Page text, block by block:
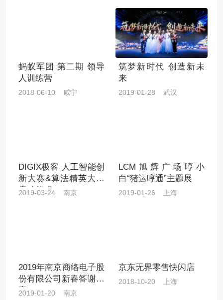
蚂蚁军团 第二期 领导
人训练营
2018-06-10 咸宁
筑梦新时代 创造新未
来
2019-01-28 武汉
DIGIX极客 人工智能创
新大赛&算法精英大赛
启动仪式
2019-03-24 南京
LCM旭辉广场哼小
白“猪运哼通”主题展
2019-01-26 上海
2019年南京商络电子股
份有限公司新春答谢晚
宴
2019-01-20 南京
京东无界零售快闪店
2018-10-20 上海